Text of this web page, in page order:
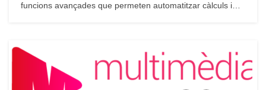
funcions avançades que permeten automatitzar càlculs i
Assistent per a funcions. Funcions…